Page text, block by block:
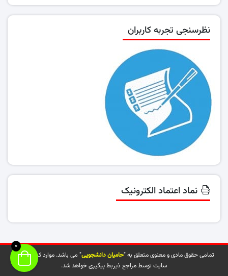
نظرسنجی تجربه کاربران
نماد اعتماد الکترونیک
تمامی حقوق مادی و معنوی متعلق به "حامیان دانشجویی" می باشد. موارد کپی شده از
سایت توسط مراجع ذیربط پیگیری خواهد شد.
0